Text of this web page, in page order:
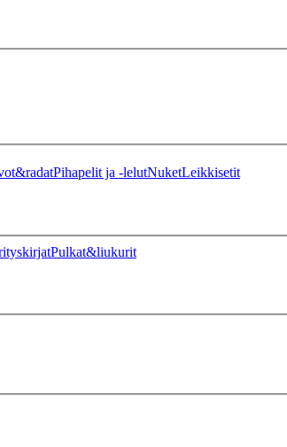
Pihapelit ja -lelutNuketLeikkisetit
Pulkat&liukurit